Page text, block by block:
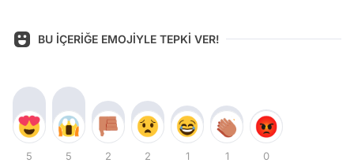
BU İÇERİĞE EMOJİYLE TEPKİ VER!
5 5 2 2 1 1 0